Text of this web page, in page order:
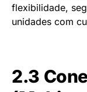
flexibilidade,
unidades com
2.3